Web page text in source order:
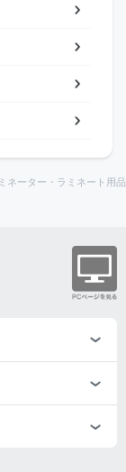
ネーター・ラミネート用品